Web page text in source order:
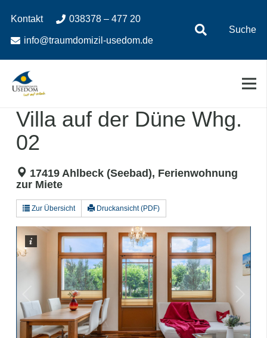
Inhalt
springen
Navigation
springen
Kontakt 038378 – 477 20
info@traumdomizil-usedom.de
Suche
Villa auf der Düne Whg.
02
17419 Ahlbeck (Seebad), Ferienwohnung
zur Miete
Zur Übersicht Druckansicht (PDF)